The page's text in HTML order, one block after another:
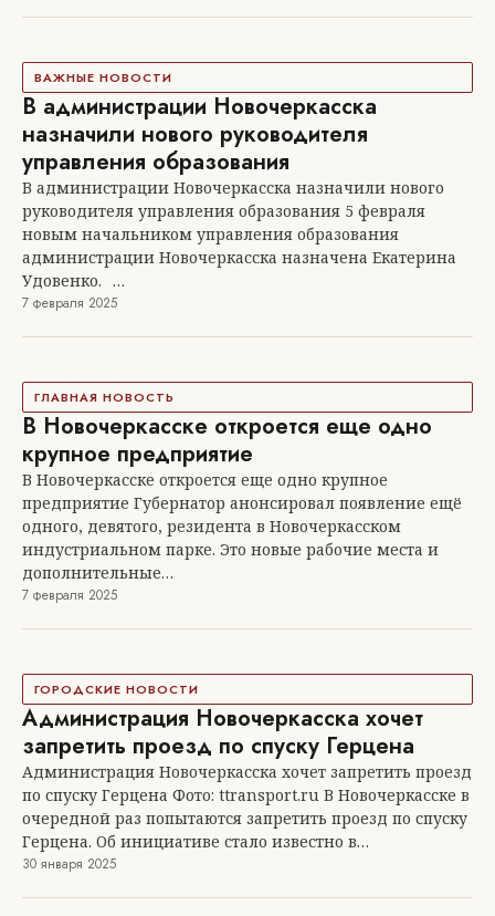
ВАЖНЫЕ НОВОСТИ
В администрации Новочеркасска
назначили нового руководителя
управления образования
В администрации Новочеркасска назначили нового
руководителя управления образования 5 февраля
новым начальником управления образования
администрации Новочеркасска назначена Екатерина
Удовенко.⠀…
7 февраля 2025
ГЛАВНАЯ НОВОСТЬ
В Новочеркасске откроется еще одно
крупное предприятие
В Новочеркасске откроется еще одно крупное
предприятие Губернатор анонсировал появление ещё
одного, девятого, резидента в Новочеркасском
индустриальном парке. Это новые рабочие места и
дополнительные…
7 февраля 2025
ГОРОДСКИЕ НОВОСТИ
Администрация Новочеркасска хочет
запретить проезд по спуску Герцена
Администрация Новочеркасска хочет запретить проезд
по спуску Герцена Фото: ttransport.ru В Новочеркасске в
очередной раз попытаются запретить проезд по спуску
Герцена. Об инициативе стало известно в…
30 января 2025